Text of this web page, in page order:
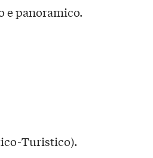
e panoramico.
Turistico).